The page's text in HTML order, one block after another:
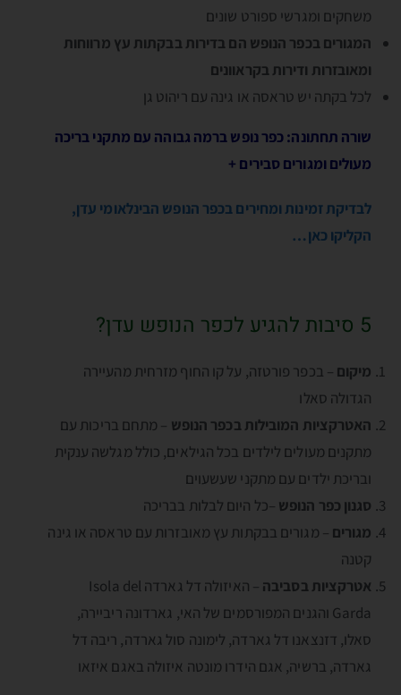
משחקים ומגרשי ספורט שונים
המגורים בכפר הנופש הם בדירות בבקתות עץ מרווחות
ומאובזרות ודירות בקראוונים
לכל בקתה יש טראסה או גינה עם ריהוט גן
שורה תחתונה: כפר נופש ברמה גבוהה עם מתקני בריכה
מעולים ומגורים סבירים +
לבדיקת זמינות ומחירים בכפר הנופש הבינלאומי עדן,
הקליקו כאן…
5 סיבות להגיע לכפר הנופש עדן?
מיקום – בכפר פורטזה, על קו החוף מזרחית מהעיירה
הגדולה סאלו
האטרקציות המובילות בכפר הנופש – מתחם בריכות עם
מתקנים מעולים לילדים בכל הגילאים, כולל מגלשה ענקית
ובריכת ילדים עם מתקני שעשעוים
סגנון כפר הנופש –כל היום לבלות בבריכה
מגורים – מגורים בבקתות עץ מאובזרות עם טראסה או גינה
קטנה
אטרקציות בסביבה
– האיזולה דל גארדה Isola del
Garda והגנים המפורסמים של האי, גארדונה ריביירה,
סאלו, דזנצאנו דל גארדה, לימונה סול גארדה, ריבה דל
גארדה, ברשיה, אגם הידרו מונטה איזולה באגם איזאו